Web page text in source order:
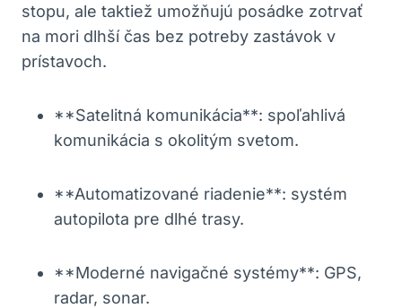
stopu,⁣ ale taktiež umožňujú posádke zotrvať
na mori dlhší čas⁢ bez potreby zastávok v
prístavoch.
**Satelitná komunikácia**: spoľahlivá
komunikácia s okolitým svetom.
**Automatizované riadenie**: systém⁢
autopilota pre dlhé trasy.
**Moderné ‌navigačné systémy**: ‌GPS,
radar, ‍sonar.